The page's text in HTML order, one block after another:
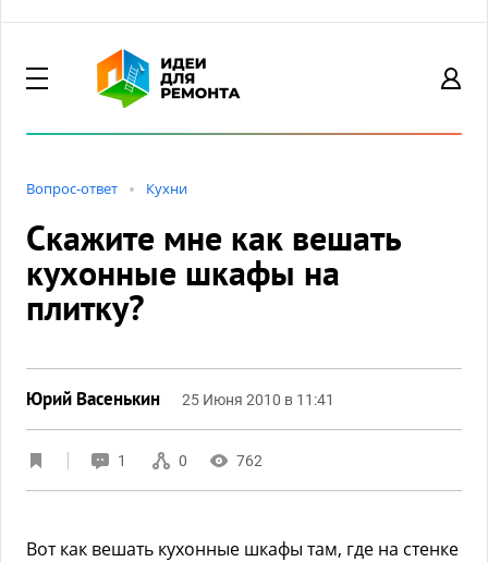
Вопрос-ответ Кухни
Скажите мне как вешать
кухонные шкафы на
плитку?
Юрий Васенькин 25 Июня 2010 в 11:41
1 0 762
Вот как вешать кухонные шкафы там, где на стенке